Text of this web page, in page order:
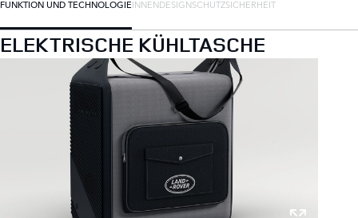
FUNKTION UND TECHNOLOGIEINNENDESIGNSCHUTZSICHERHEIT
ELEKTRISCHE KÜHLTASCHE